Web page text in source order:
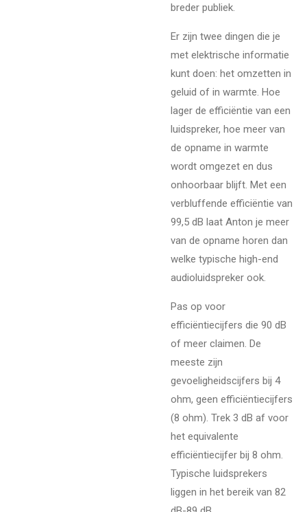
breder publiek.
Er zijn twee dingen die je
met elektrische informatie
kunt doen: het omzetten in
geluid of in warmte. Hoe
lager de efficiëntie van een
luidspreker, hoe meer van
de opname in warmte
wordt omgezet en dus
onhoorbaar blijft. Met een
verbluffende efficiëntie van
99,5 dB laat Anton je meer
van de opname horen dan
welke typische high-end
audioluidspreker ook.
Pas op voor
efficiëntiecijfers die 90 dB
of meer claimen. De
meeste zijn
gevoeligheidscijfers bij 4
ohm, geen efficiëntiecijfers
(8 ohm). Trek 3 dB af voor
het equivalente
efficiëntiecijfer bij 8 ohm.
Typische luidsprekers
liggen in het bereik van 82